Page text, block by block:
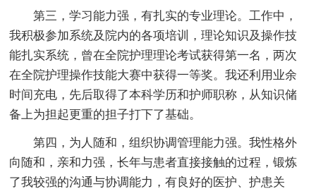
第三，学习能力强，有扎实的专业理论。工作中，
我积极参加系统及院内的各项培训，理论知识及操作技
能扎实系统，曾在全院护理理论考试获得第一名，两次
在全院护理操作技能大赛中获得一等奖。我还利用业余
时间充电，先后取得了本科学历和护师职称，从知识储
备上为担起更重的担子打下了基础。
第四，为人随和，组织协调管理能力强。我性格外
向随和，亲和力强，长年与患者直接接触的过程，锻炼
了我较强的沟通与协调能力，有良好的医护、护患关